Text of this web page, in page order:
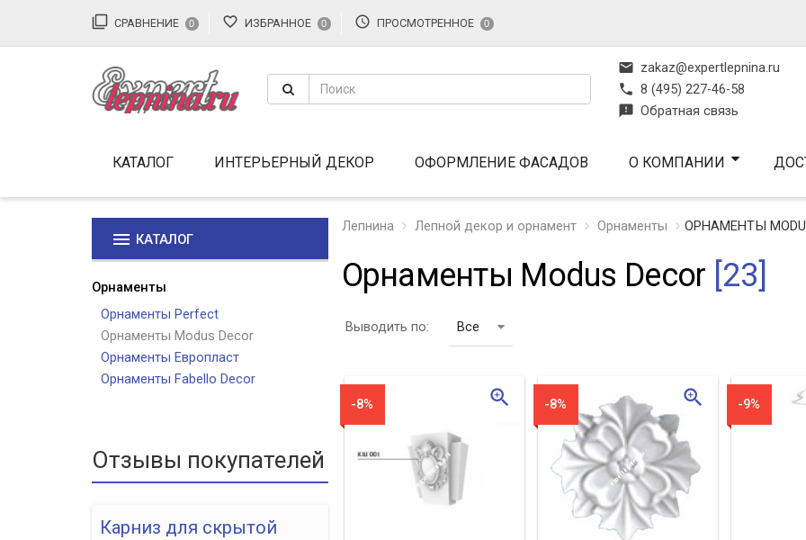
filter_none СРАВНЕНИЕ 0 favorite_border ИЗБРАННОЕ 0 access_time ПРОСМОТРЕННОЕ 0
mail zakaz@expertlepnina.ru
phone 8 (495) 227-46-58
feedback Обратная связь
КАТАЛОГ ИНТЕРЬЕРНЫЙ ДЕКОР ОФОРМЛЕНИЕ ФАСАДОВ О КОМПАНИИ
menu КАТАЛОГ
Орнаменты
Орнаменты Perfect
Орнаменты Modus Decor
Орнаменты Европласт
Орнаменты Fabello Decor
Отзывы покупателей
Карниз для скрытой
Лепнина Лепной декор и орнамент Орнаменты ОРНАМЕНТЫ
Орнаменты Modus Decor [23]
Выводить по: Все
-8% zoom_in -8% zoom_in -9%